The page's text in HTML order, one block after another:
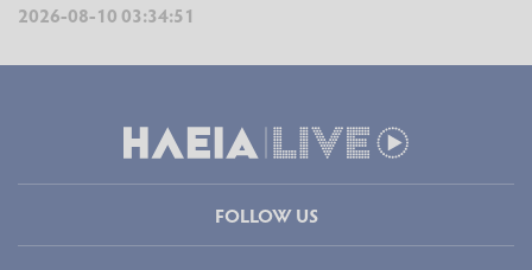
2026-08-10 03:34:51
FOLLOW US